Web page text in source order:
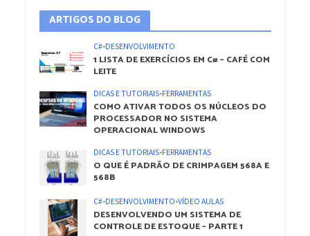
ARTIGOS DO BLOG
C#•DESENVOLVIMENTO
1 LISTA DE EXERCÍCIOS EM C# – CAFÉ COM
LEITE
DICAS E TUTORIAIS•FERRAMENTAS
COMO ATIVAR TODOS OS NÚCLEOS DO
PROCESSADOR NO SISTEMA
OPERACIONAL WINDOWS
DICAS E TUTORIAIS•FERRAMENTAS
O QUE É PADRÃO DE CRIMPAGEM 568A E
568B
C#•DESENVOLVIMENTO•VÍDEO AULAS
DESENVOLVENDO UM SISTEMA DE
CONTROLE DE ESTOQUE – PARTE 1